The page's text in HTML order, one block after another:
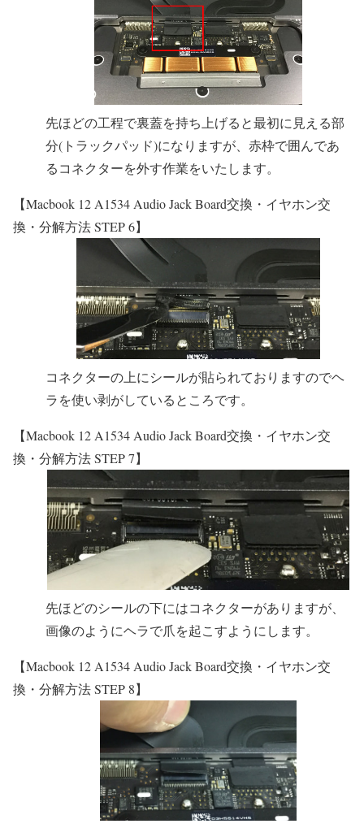
先ほどの工程で裏蓋を持ち上げると最初に見える部
分(トラックパッド)になりますが、赤枠で囲んであ
るコネクターを外す作業をいたします。
【Macbook 12 A1534 Audio Jack Board交換・イヤホン交
換・分解方法 STEP 6】
コネクターの上にシールが貼られておりますのでヘ
ラを使い剥がしているところです。
【Macbook 12 A1534 Audio Jack Board交換・イヤホン交
換・分解方法 STEP 7】
先ほどのシールの下にはコネクターがありますが、
画像のようにヘラで爪を起こすようにします。
【Macbook 12 A1534 Audio Jack Board交換・イヤホン交
換・分解方法 STEP 8】